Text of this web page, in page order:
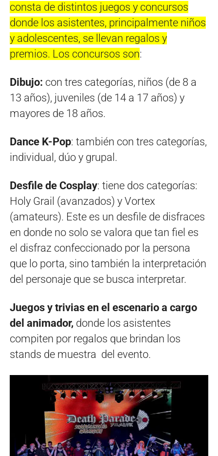
consta de distintos juegos y concursos
donde los asistentes, principalmente niños
y adolescentes, se llevan regalos y
premios. Los concursos son:
Dibujo: con tres categorías, niños (de 8 a
13 años), juveniles (de 14 a 17 años) y
mayores de 18 años.
Dance K-Pop: también con tres categorías,
individual, dúo y grupal.
Desfile de Cosplay: tiene dos categorías:
Holy Grail (avanzados) y Vortex
(amateurs). Este es un desfile de disfraces
en donde no solo se valora que tan fiel es
el disfraz confeccionado por la persona
que lo porta, sino también la interpretación
del personaje que se busca interpretar.
Juegos y trivias en el escenario a cargo
del animador, donde los asistentes
compiten por regalos que brindan los
stands de muestra del evento.